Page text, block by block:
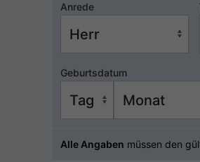
Anrede
Geburtsdatum
Alle Angaben müssen den